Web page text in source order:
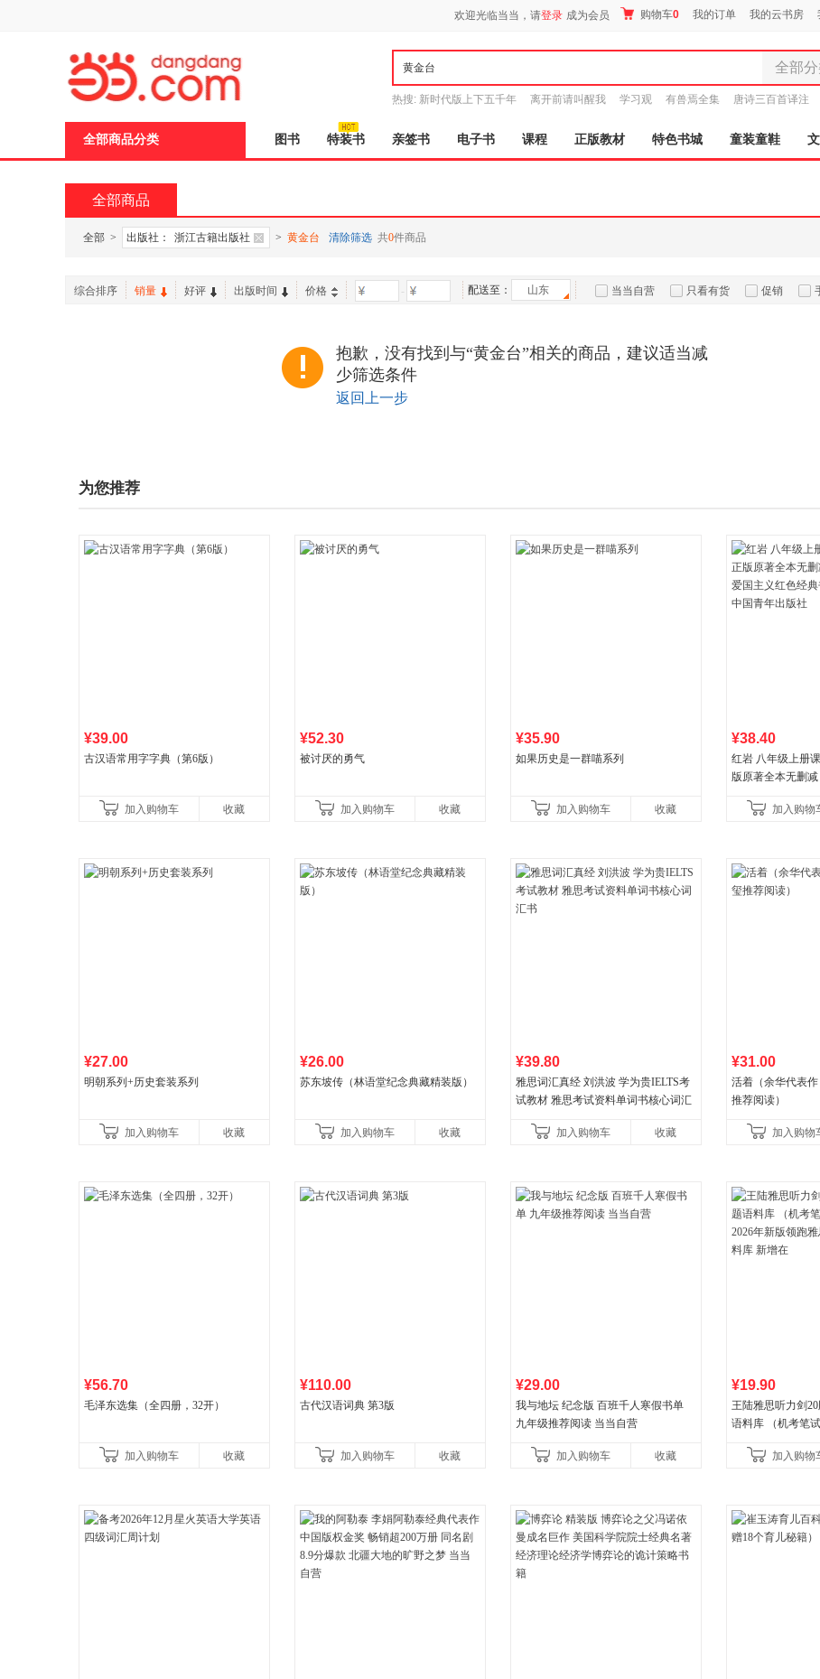
欢迎光临当当，请登录 成为会员 购物车0 我的订单 我的云书房
全部
全部分类
图书
电子书
孕婴服饰
数码影音
电脑办公
大家电
热搜: 新时代版上下五千年 离开前请叫醒我 学习观 有兽焉全集 唐诗三百首译注
全部商品分类 图书 特装书 亲签书 电子书 课程 正版教材 特色书城 童装童鞋
全部商品
全部 > 出版社： 浙江古籍出版社 > 黄金台 清除筛选 共0件商品
综合排序 销量 好评 出版时间 价格 - 配送至： 山东 当当自营 只看有货 促销
抱歉，没有找到与“黄金台”相关的商品，建议适当减
少筛选条件
返回上一步
为您推荐
¥39.00
古汉语常用字字典（第6版）
加入购物车 收藏
¥52.30
被讨厌的勇气
加入购物车 收藏
¥35.90
如果历史是一群喵系列
加入购物车 收藏
¥38.40
红岩 八年级上册
版原著全本无删
国青年出版社
加入购物
¥27.00
明朝系列+历史套装系列
加入购物车 收藏
¥26.00
苏东坡传（林语堂纪念典藏精装版）
加入购物车 收藏
¥39.80
雅思词汇真经 刘洪波 学为贵IELTS考
试教材 雅思考试资料单词书核心词汇
加入购物车
收藏
¥31.00
活着（余华代表
推荐阅读）
加入购物
¥56.70
毛泽东选集（全四册，32开）
加入购物车 收藏
¥110.00
古代汉语词典 第3版
加入购物车 收藏
¥29.00
我与地坛 纪念版 百班千人寒假书单
九年级推荐阅读 当当自营
加入购物车 收藏
¥19.90
王陆雅思听力剑
语料库 （机考笔
新增在
加入购物
页